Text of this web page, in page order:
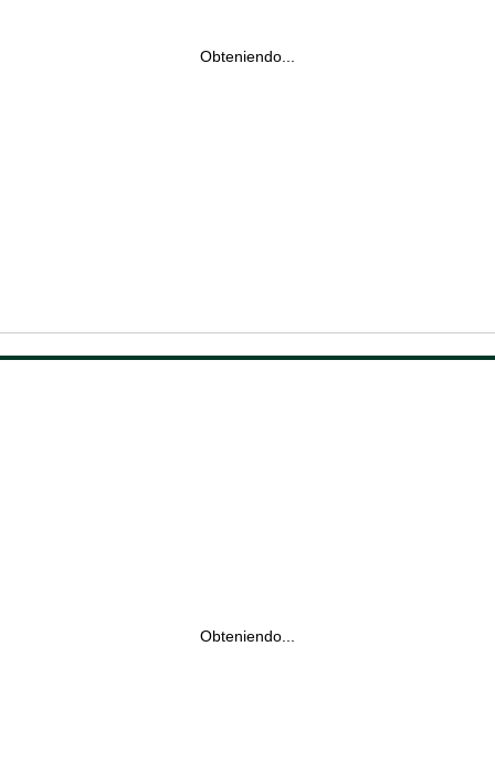
Obteniendo...
Obteniendo...